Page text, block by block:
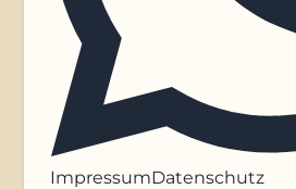
ImpressumDatenschutz